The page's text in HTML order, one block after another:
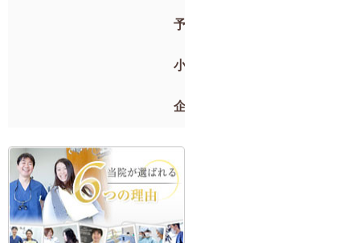
予防歯科
小児歯科
企業検診